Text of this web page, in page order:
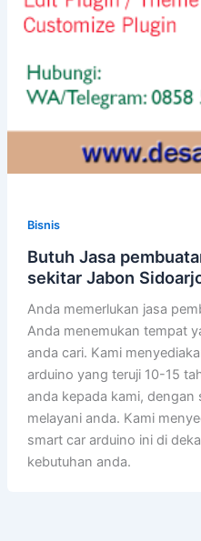
Bisnis
Butuh Jasa
sekitar Jabon
Anda memerlukan jasa
Anda menemukan tempat
anda cari. Kami
arduino yang teruji 10-15
anda kepada kami, dengan
melayani anda. Kami
smart car arduino ini di
kebutuhan anda.